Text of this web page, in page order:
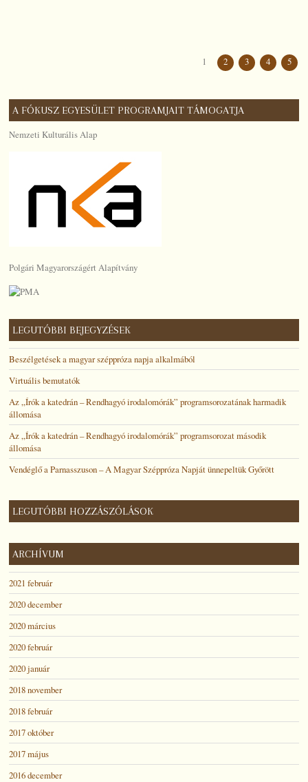
1 2 3 4 5
A FÓKUSZ EGYESÜLET PROGRAMJAIT TÁMOGATJA
Nemzeti Kulturális Alap
Polgári Magyarországért Alapítvány
LEGUTÓBBI BEJEGYZÉSEK
Beszélgetések a magyar széppróza napja alkalmából
Virtuális bemutatók
Az „Írók a katedrán – Rendhagyó irodalomórák” programsorozatának harmadik
állomása
Az „Írók a katedrán – Rendhagyó irodalomórák” programsorozat második
állomása
Vendéglő a Parnasszuson – A Magyar Széppróza Napját ünnepeltük Győrött
LEGUTÓBBI HOZZÁSZÓLÁSOK
ARCHÍVUM
2021 február
2020 december
2020 március
2020 február
2020 január
2018 november
2018 február
2017 október
2017 május
2016 december